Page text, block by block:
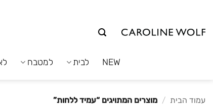
NEW לבית למטבח
עמוד הבית / מוצרים המתויגים “עמיד ללחות”